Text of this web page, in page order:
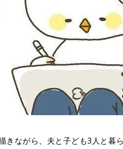
きながら、夫と子ども3人と暮ら